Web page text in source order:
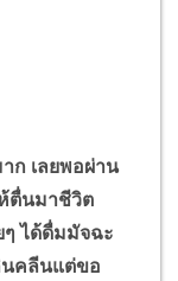
ก เลยพอผ่าน
ตื่นมาชีวิต
ได้ดื่มมัจฉะ
นคลีนแต่ขอ